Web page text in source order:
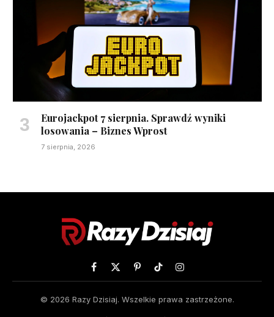
Eurojackpot 7 sierpnia. Sprawdź wyniki
losowania – Biznes Wprost
7 sierpnia, 2026
Facebook
X
PinterestTikTokInstagram
© 2026 Razy Dzisiaj. Wszelkie prawa zastrzeżone.